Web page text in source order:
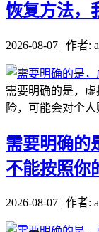
恢复方法，
2026-08-07 | 作者:
需要明确的是，
险，可能会对个
需要明确的
不能按照你
2026-08-07 | 作者: